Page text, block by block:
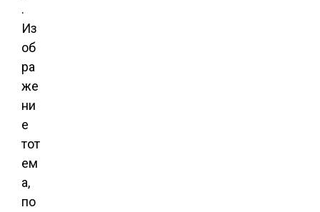
.
Из
об
ра
же
ни
е
тот
ем
а,
по